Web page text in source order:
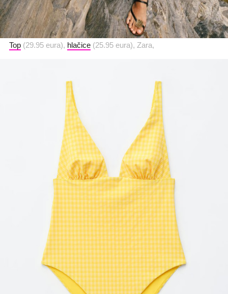
Top (29.95 eura), hlačice (25.95 eura), Zara,